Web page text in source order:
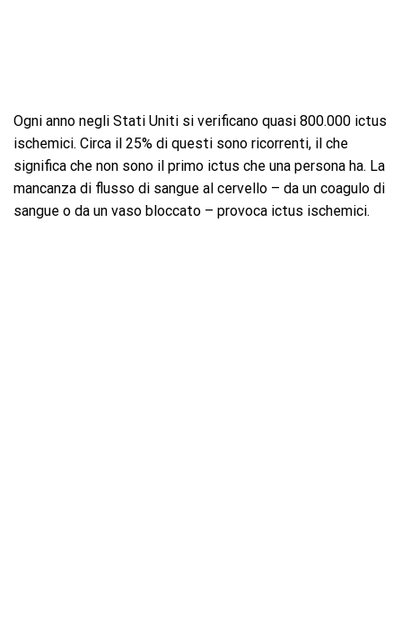
Ogni anno negli Stati Uniti si verificano quasi 800.000 ictus
ischemici. Circa il 25% di questi sono ricorrenti, il che
significa che non sono il primo ictus che una persona ha. La
mancanza di flusso di sangue al cervello – da un coagulo di
sangue o da un vaso bloccato – provoca ictus ischemici.